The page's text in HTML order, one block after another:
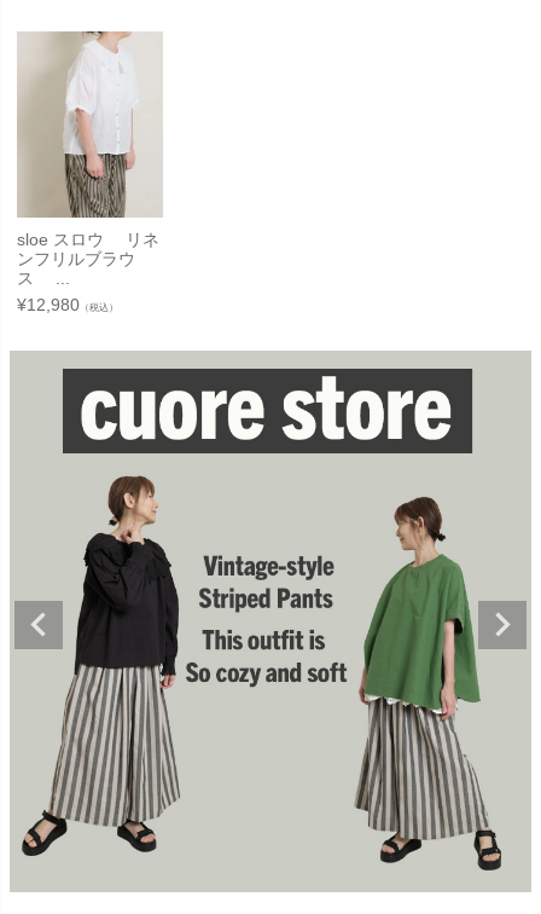
sloe スロウ リネ
ンフリルブラウ
ス ...
¥12,980 （税込）